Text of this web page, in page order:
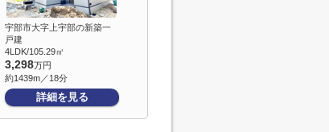
宇部市大字上宇部の新築一
戸建
4LDK/105.29㎡
3,298万円
約1439m／18分
詳細を見る